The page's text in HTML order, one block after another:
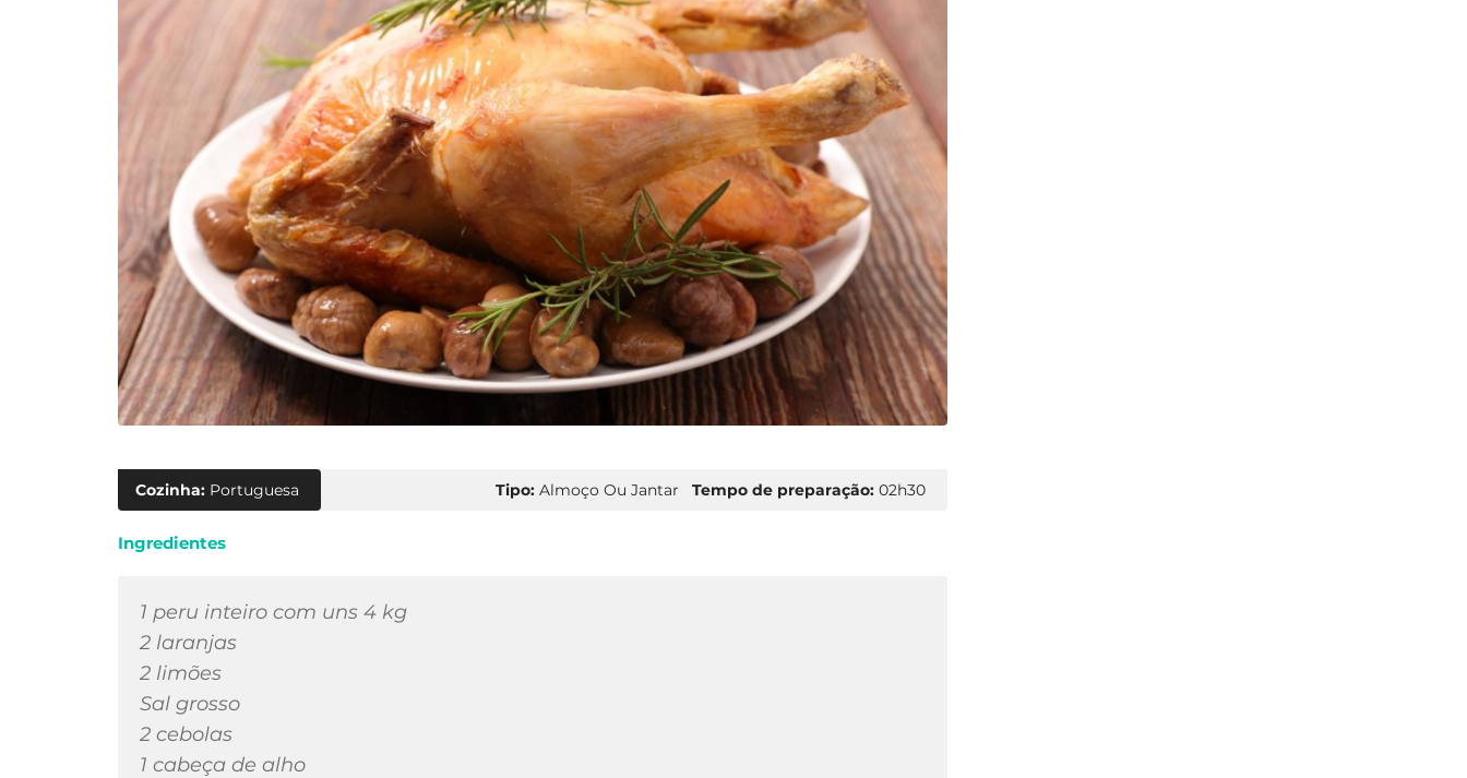
Cozinha: Portuguesa Tipo: Almoço Ou Jantar Tempo de preparação: 02h30
Ingredientes
1 peru inteiro com uns 4 kg
2 laranjas
2 limões
Sal grosso
2 cebolas
1 cabeça de alho